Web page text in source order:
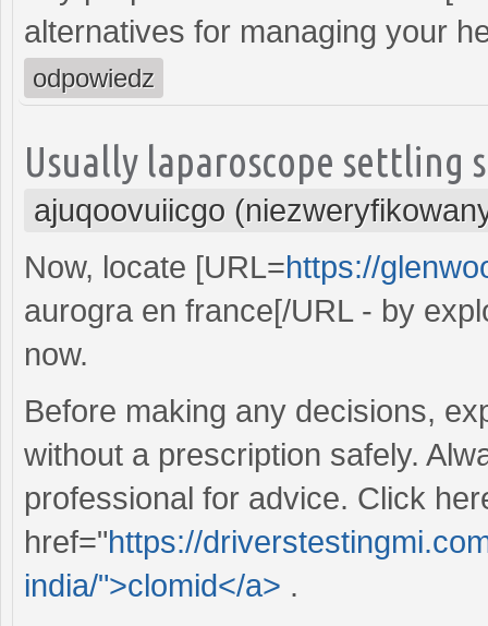
alternatives for managing your
odpowiedz
Usually laparoscope settling
ajuqoovuiicgo
Now, locate [URL=https://
aurogra en france[/URL - by
now.
Before making any decisions,
without a prescription safely.
professional for advice. Click
href="https://
india/">clomid</a> .